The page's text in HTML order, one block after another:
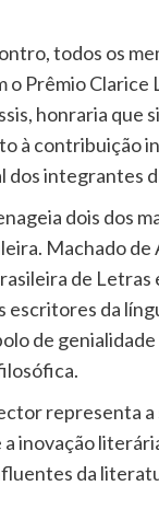
todos os
o Prêmio Clarice
honraria que
à contribuição
dos integrantes
dois dos
Machado de
de Letras
escritores da
de
representa a
inovação
da